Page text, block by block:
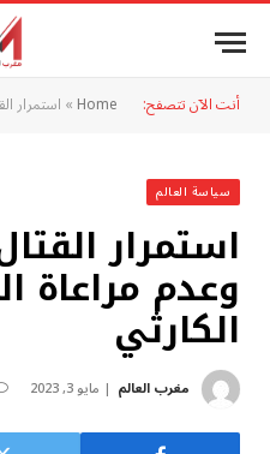
أنت الآن تتصفح: Home
» استمرار
سياسة العالم
استمرار
وعدم مراعاة
الكارثي
مغرب العالم مايو 3, 2023